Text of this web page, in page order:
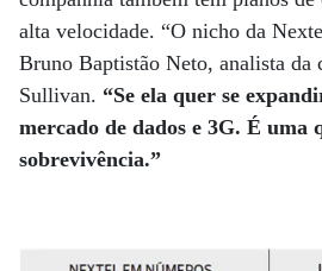
alta velocidade. “O nicho da
Bruno Baptistão Neto, analista da
Sullivan. “Se ela quer se
mercado de dados e 3G. É uma
sobrevivência.”